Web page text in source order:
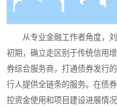
从专业金融工作者角度，
初期，确立走区别于传统信用
券综合服务商，打通债券发行
行人提供全链条的服务。在债
控资金使用和项目建设进展情